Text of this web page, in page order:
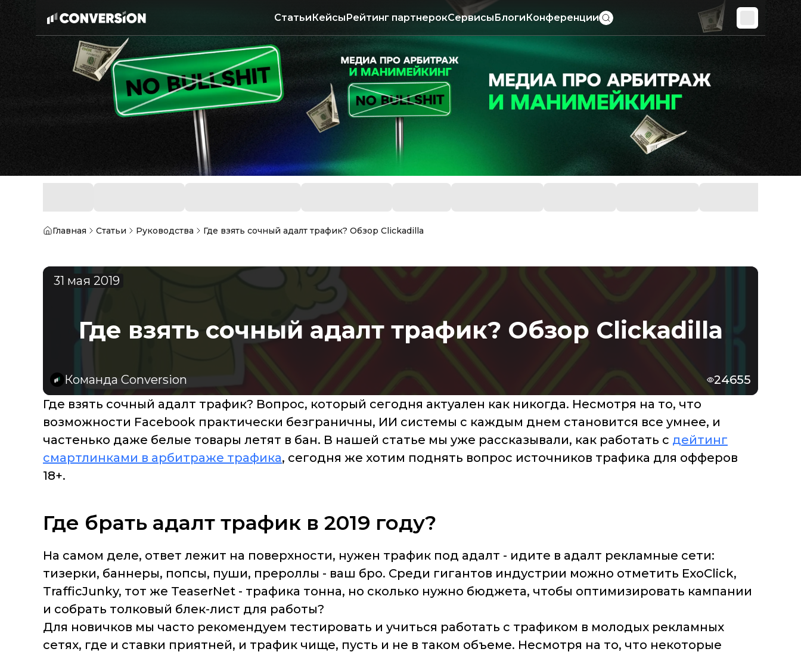
СтатьиКейсыРейтинг партнерокСервисыБлогиКонференции
Главная Статьи Руководства Где взять сочный адалт трафик? Обзор Clickadilla
31 мая 2019
Где взять сочный адалт трафик? Обзор Clickadilla
Команда Conversion
24655
Где взять сочный адалт трафик? Вопрос, который сегодня актуален как никогда. Несмотря на то, что
возможности Facebook практически безграничны, ИИ системы с каждым днем становится все умнее, и
частенько даже белые товары летят в бан. В нашей статье мы уже рассказывали, как работать с дейтинг
смартлинками в арбитраже трафика, сегодня же хотим поднять вопрос источников трафика для офферов
18+.
Где брать адалт трафик в 2019 году?
На самом деле, ответ лежит на поверхности, нужен трафик под адалт - идите в адалт рекламные сети:
тизерки, баннеры, попсы, пуши, прероллы - ваш бро. Среди гигантов индустрии можно отметить ExoClick,
TrafficJunky, тот же TeaserNet - трафика тонна, но сколько нужно бюджета, чтобы оптимизировать кампании
и собрать толковый блек-лист для работы?
Для новичков мы часто рекомендуем тестировать и учиться работать с трафиком в молодых рекламных
сетях, где и ставки приятней, и трафик чище, пусть и не в таком объеме. Несмотря на то, что некоторые